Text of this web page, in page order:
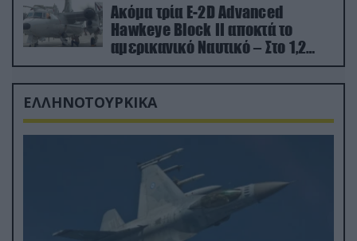
Ακόμα τρία E-2D Advanced
Hawkeye Block II αποκτά το
αμερικανικό Ναυτικό – Στο 1,2
δισ.δολάρια το κόστος
ΕΛΛΗΝΟΤΟΥΡΚΙΚΑ